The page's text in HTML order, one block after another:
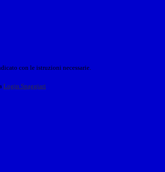
con le istruzioni necessarie.
Login Spaggiari